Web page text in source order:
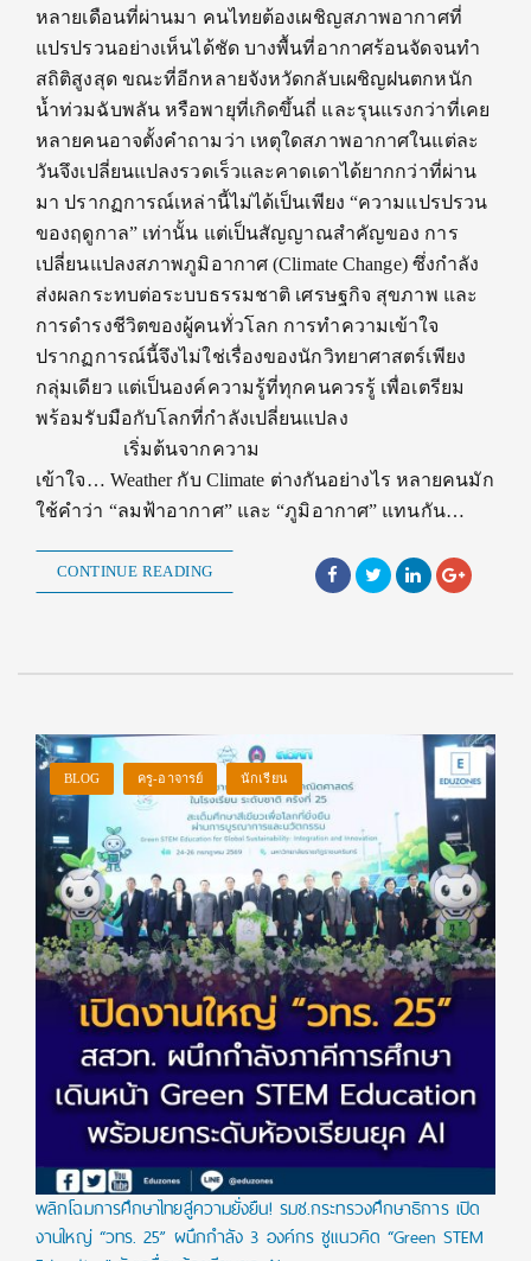
หลายเดือนที่ผ่านมา คนไทยต้องเผชิญสภาพอากาศที่
แปรปรวนอย่างเห็นได้ชัด บางพื้นที่อากาศร้อนจัดจนทำ
สถิติสูงสุด ขณะที่อีกหลายจังหวัดกลับเผชิญฝนตกหนัก
น้ำท่วมฉับพลัน หรือพายุที่เกิดขึ้นถี่ และรุนแรงกว่าที่เคย
หลายคนอาจตั้งคำถามว่า เหตุใดสภาพอากาศในแต่ละ
วันจึงเปลี่ยนแปลงรวดเร็วและคาดเดาได้ยากกว่าที่ผ่าน
มา ปรากฏการณ์เหล่านี้ไม่ได้เป็นเพียง “ความแปรปรวน
ของฤดูกาล” เท่านั้น แต่เป็นสัญญาณสำคัญของ การ
เปลี่ยนแปลงสภาพภูมิอากาศ (Climate Change) ซึ่งกำลัง
ส่งผลกระทบต่อระบบธรรมชาติ เศรษฐกิจ สุขภาพ และ
การดำรงชีวิตของผู้คนทั่วโลก การทำความเข้าใจ
ปรากฏการณ์นี้จึงไม่ใช่เรื่องของนักวิทยาศาสตร์เพียง
กลุ่มเดียว แต่เป็นองค์ความรู้ที่ทุกคนควรรู้ เพื่อเตรียม
พร้อมรับมือกับโลกที่กำลังเปลี่ยนแปลง
เริ่มต้นจากความ
เข้าใจ… Weather กับ Climate ต่างกันอย่างไร หลายคนมัก
ใช้คำว่า “ลมฟ้าอากาศ” และ “ภูมิอากาศ” แทนกัน…
CONTINUE READING
BLOG ครู-อาจารย์ นักเรียน
พลิกโฉมการศึกษาไทยสู่ความยั่งยืน! รมช.กระทรวงศึกษาธิการ เปิด
งานใหญ่ “วทร. 25” ผนึกกำลัง 3 องค์กร ชูแนวคิด “Green STEM